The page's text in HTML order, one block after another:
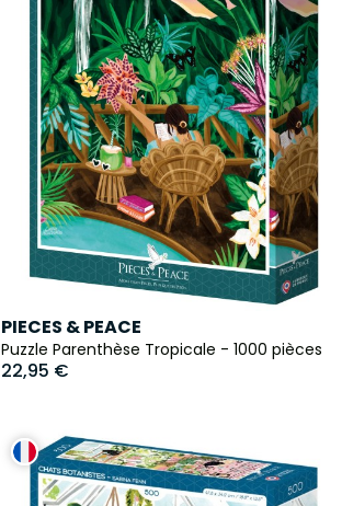
PIECES & PEACE
Puzzle Parenthèse Tropicale - 1000 pièces
22,95 €